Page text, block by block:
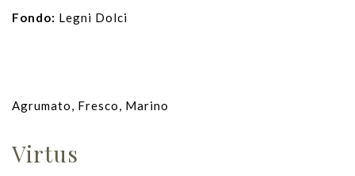
Fondo: Legni Dolci
Agrumato, Fresco, Marino
Virtus